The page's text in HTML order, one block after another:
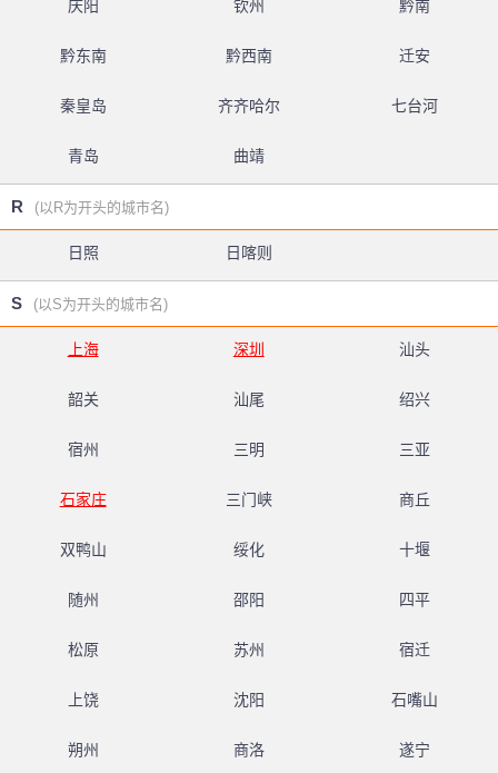
庆阳 钦州 黔南
黔东南 黔西南 迁安
秦皇岛 齐齐哈尔 七台河
青岛 曲靖
R (以R为开头的城市名)
日照 日喀则
S (以S为开头的城市名)
上海 深圳 汕头
韶关 汕尾 绍兴
宿州 三明 三亚
石家庄 三门峡 商丘
双鸭山 绥化 十堰
随州 邵阳 四平
松原 苏州 宿迁
上饶 沈阳 石嘴山
朔州 商洛 遂宁